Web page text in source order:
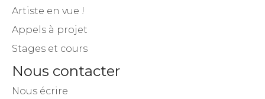
Artiste en vue !
Appels à projet
Stages et cours
Nous contacter
Nous écrire